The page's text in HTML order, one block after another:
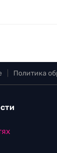
Политика